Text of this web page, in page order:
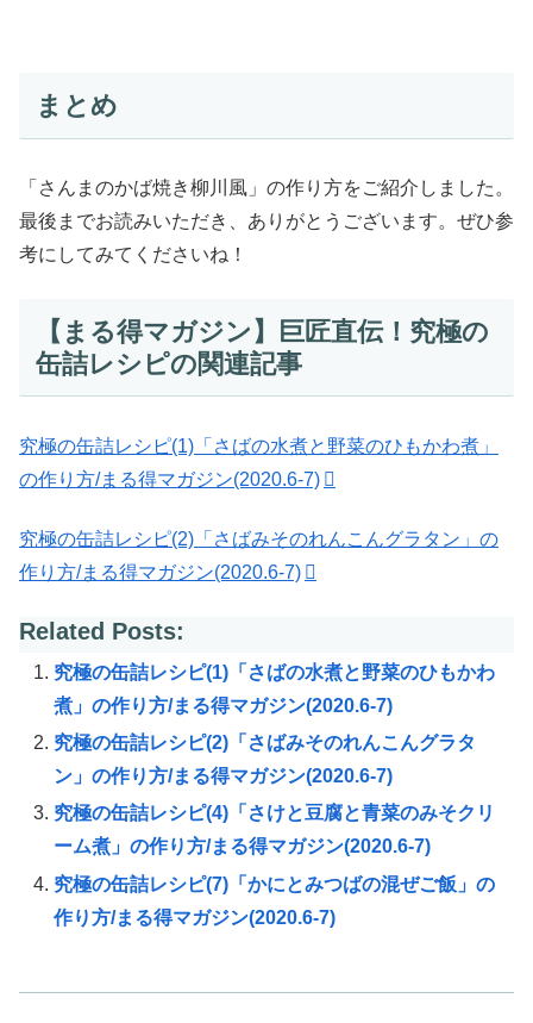
まとめ
「さんまのかば焼き柳川風」の作り方をご紹介しました。
最後までお読みいただき、ありがとうございます。ぜひ参
考にしてみてくださいね！
【まる得マガジン】巨匠直伝！究極の
缶詰レシピの関連記事
究極の缶詰レシピ(1)「さばの水煮と野菜のひもかわ煮」
の作り方/まる得マガジン(2020.6-7)
究極の缶詰レシピ(2)「さばみそのれんこんグラタン」の
作り方/まる得マガジン(2020.6-7)
Related Posts:
究極の缶詰レシピ(1)「さばの水煮と野菜のひもかわ
煮」の作り方/まる得マガジン(2020.6-7)
究極の缶詰レシピ(2)「さばみそのれんこんグラタ
ン」の作り方/まる得マガジン(2020.6-7)
究極の缶詰レシピ(4)「さけと豆腐と青菜のみそクリ
ーム煮」の作り方/まる得マガジン(2020.6-7)
究極の缶詰レシピ(7)「かにとみつばの混ぜご飯」の
作り方/まる得マガジン(2020.6-7)